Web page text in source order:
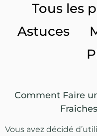
Tous les
Astuces
Comment Faire
Vous avez décidé